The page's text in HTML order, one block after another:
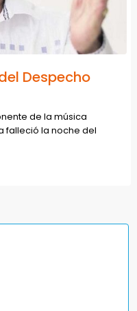
Despecho
de la música
falleció la noche del